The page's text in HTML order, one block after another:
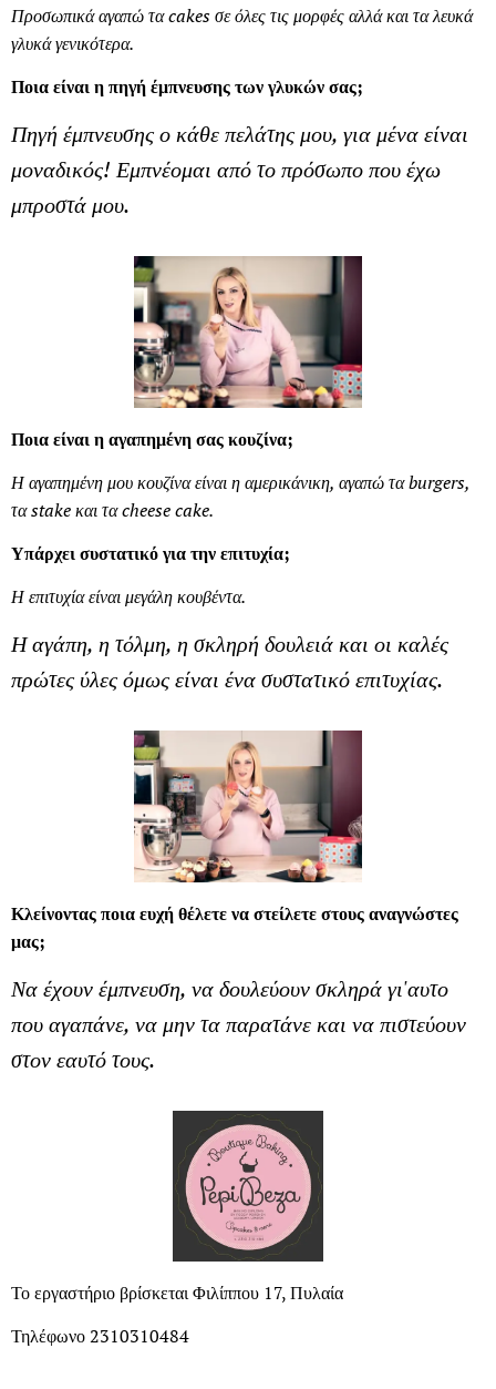
Προσωπικά αγαπώ τα cakes σε όλες τις μορφές αλλά και τα λευκά
γλυκά γενικότερα.
Ποια είναι η πηγή έμπνευσης των γλυκών σας;
Πηγή έμπνευσης ο κάθε πελάτης μου, για μένα είναι
μοναδικός! Εμπνέομαι από το πρόσωπο που έχω
μπροστά μου.
Ποια είναι η αγαπημένη σας κουζίνα;
Η αγαπημένη μου κουζίνα είναι η αμερικάνικη, αγαπώ τα burgers,
τα stake και τα cheese cake.
Υπάρχει συστατικό για την επιτυχία;
Η επιτυχία είναι μεγάλη κουβέντα.
Η αγάπη, η τόλμη, η σκληρή δουλειά και οι καλές
πρώτες ύλες όμως είναι ένα συστατικό επιτυχίας.
Κλείνοντας ποια ευχή θέλετε να στείλετε στους αναγνώστες
μας;
Να έχουν έμπνευση, να δουλεύουν σκληρά γι'αυτο
που αγαπάνε, να μην τα παρατάνε και να πιστεύουν
στον εαυτό τους.
Το εργαστήριο βρίσκεται Φιλίππου 17, Πυλαία
Τηλέφωνο 2310310484